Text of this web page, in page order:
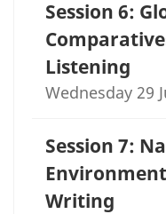
Session 6:
Listening
Wednesday 29
Session 7:
Environment
Writing